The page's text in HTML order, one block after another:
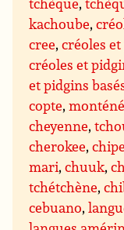
kachoube,
cree,créoles
créoles et
et pidgins
copte,
cheyenne,
cherokee,
mari,chuuk,
tchétchène,
cebuano,